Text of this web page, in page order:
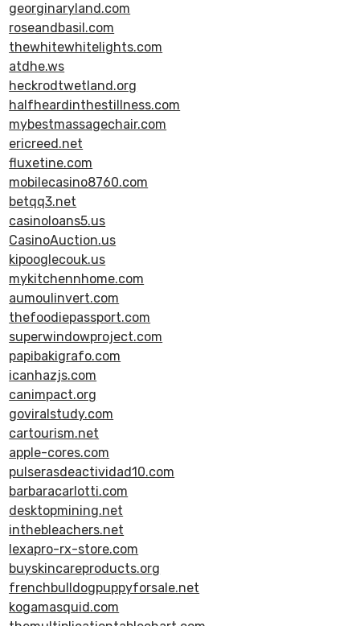
georginaryland.com
roseandbasil.com
thewhitewhitelights.com
atdhe.ws
heckrodtwetland.org
halfheardinthestillness.com
mybestmassagechair.com
ericreed.net
fluxetine.com
mobilecasino8760.com
betqq3.net
casinoloans5.us
CasinoAuction.us
kipooglecouk.us
mykitchennhome.com
aumoulinvert.com
thefoodiepassport.com
superwindowproject.com
papibakigrafo.com
icanhazjs.com
canimpact.org
goviralstudy.com
cartourism.net
apple-cores.com
pulserasdeactividad10.com
barbaracarlotti.com
desktopmining.net
inthebleachers.net
lexapro-rx-store.com
buyskincareproducts.org
frenchbulldogpuppyforsale.net
kogamasquid.com